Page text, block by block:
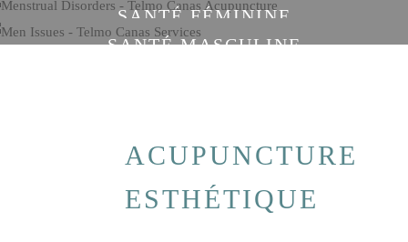
SANTÉ FÉMININE
SANTÉ MASCULINE
ACUPUNCTURE
ESTHÉTIQUE